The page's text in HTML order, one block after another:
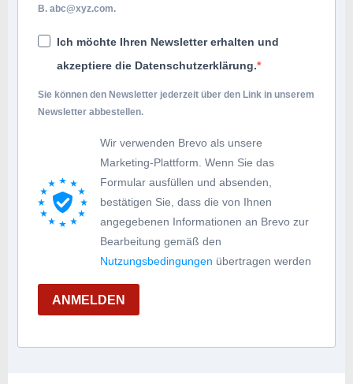
B. abc@xyz.com.
Ich möchte Ihren Newsletter erhalten und
akzeptiere die Datenschutzerklärung.
Sie können den Newsletter jederzeit über den Link in unserem
Newsletter abbestellen.
Wir verwenden Brevo als unsere
Marketing-Plattform. Wenn Sie das
Formular ausfüllen und absenden,
bestätigen Sie, dass die von Ihnen
angegebenen Informationen an Brevo zur
Bearbeitung gemäß den
Nutzungsbedingungen übertragen werden
ANMELDEN